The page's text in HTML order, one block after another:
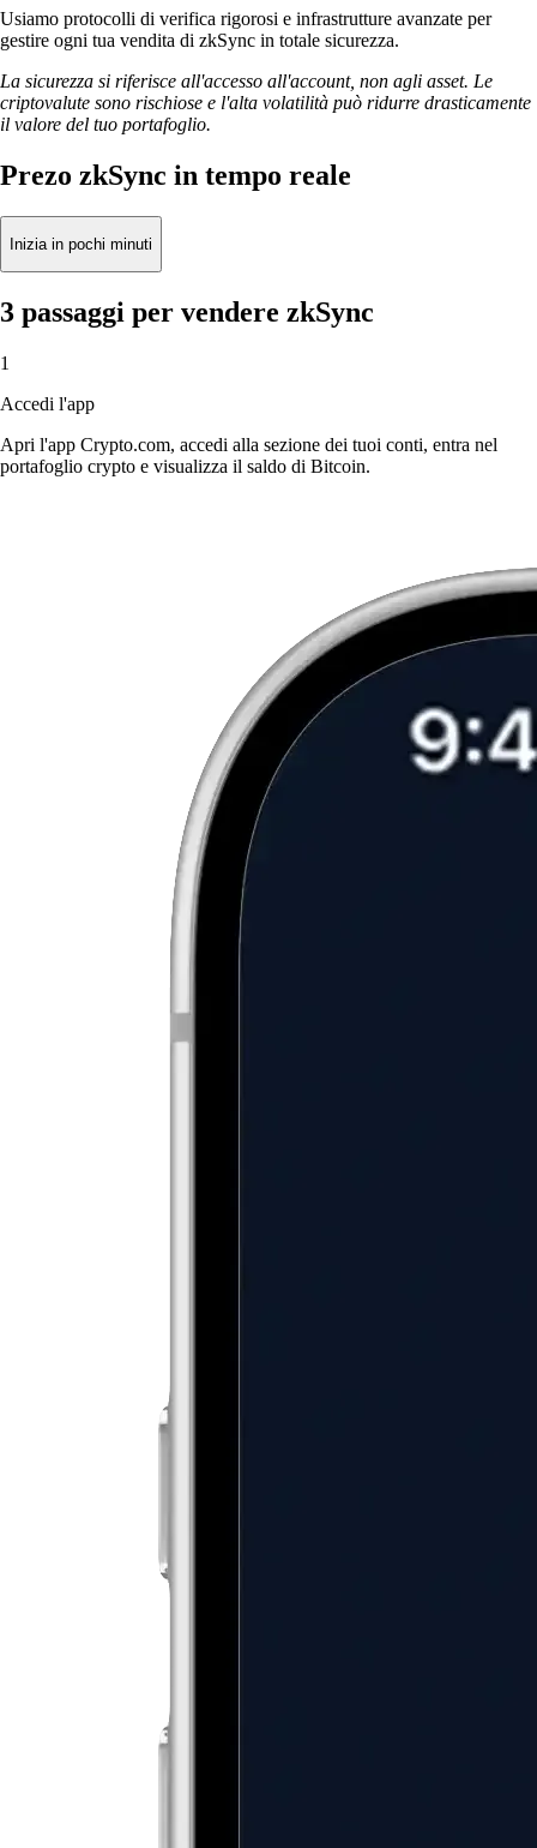
Usiamo protocolli di verifica rigorosi e infrastrutture avanzate per
gestire ogni tua vendita di zkSync in totale sicurezza.
La sicurezza si riferisce all'accesso all'account, non agli asset. Le
criptovalute sono rischiose e l'alta volatilità può ridurre drasticamente
il valore del tuo portafoglio.
Prezo zkSync in tempo reale
Inizia in pochi minuti
3 passaggi per vendere zkSync
1
Accedi l'app
Apri l'app Crypto.com, accedi alla sezione dei tuoi conti, entra nel
portafoglio crypto e visualizza il saldo di Bitcoin.